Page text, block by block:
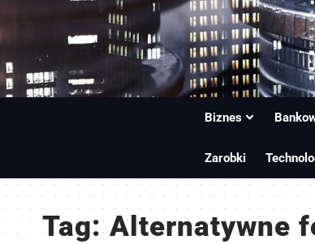
Biznes
Zarobki
Tag:Alternatywne